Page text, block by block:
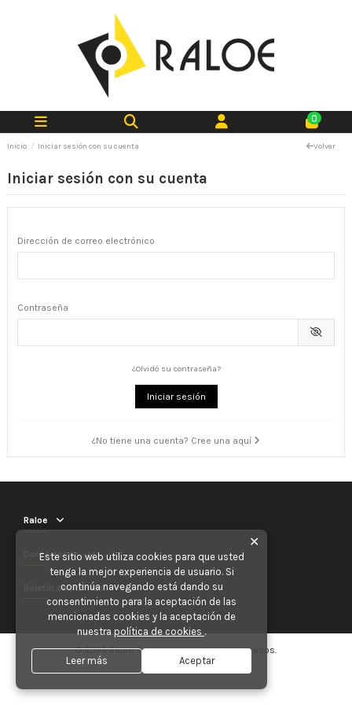
0
Inicio Iniciar sesión con su cuenta Volver
Iniciar sesión con su cuenta
Dirección de correo electrónico
Contraseña
¿Olvidó su contraseña?
Iniciar sesión
¿No tiene una cuenta? Cree una aquí
Raloe
Contáctenos
Boletín de noticias
© 2025 Raloe. Todos los derechos reservados.
✕
Este sitio web utiliza cookies para que usted
tenga la mejor experiencia de usuario. Si
continúa navegando está dando su
consentimiento para la aceptación de las
mencionadas cookies y la aceptación de
nuestra política de cookies .
Leer más Aceptar